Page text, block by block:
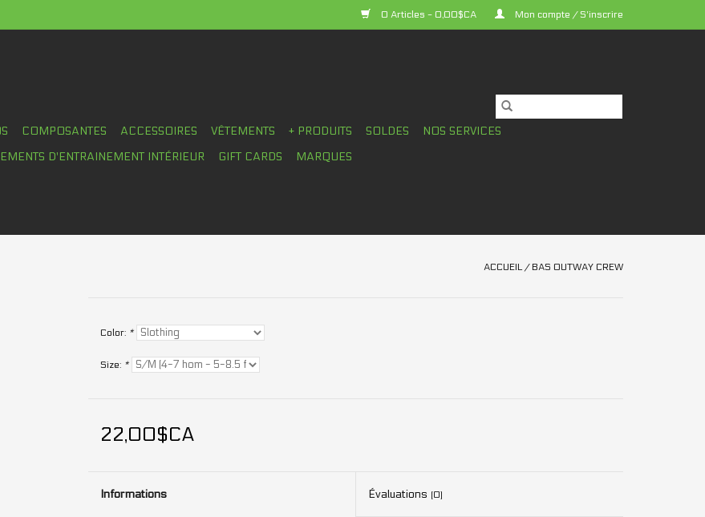
0 Articles - 0,00$CA Mon compte / S'inscrire
COMPOSANTES ACCESSOIRES VÊTEMENTS + PRODUITS SOLDES
NOS SERVICES
D'ENTRAINEMENT INTÉRIEUR
GIFT CARDS MARQUES
ACCUEIL / BAS OUTWAY CREW
Color: *
Size: *
22,00$CA
Informations Évaluations (0)